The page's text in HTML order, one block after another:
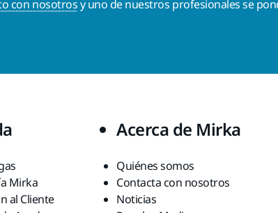
con nosotrosy uno de nuestros profesionales se
Mirka
al Cliente
Acerca de Mirka
Quiénes somos
Contacta con nosotros
Noticias